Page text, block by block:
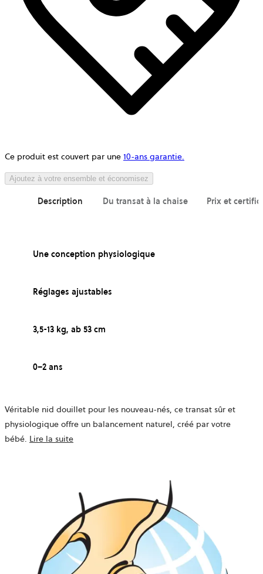
Ce produit est couvert par une 10-ans garantie.
Ajoutez à votre ensemble et économisez
Description Du transat à la chaise Prix et
Une conception physiologique
Réglages ajustables
3,5-13 kg, ab 53 cm
0–2 ans
Véritable nid douillet pour les nouveau-nés, ce transat sûr et
physiologique offre un balancement naturel, créé par votre
bébé. Lire la suite